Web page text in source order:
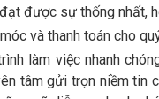
được sự thống nhất,
và thanh toán cho
làm việc nhanh
tâm gửi trọn niềm tin